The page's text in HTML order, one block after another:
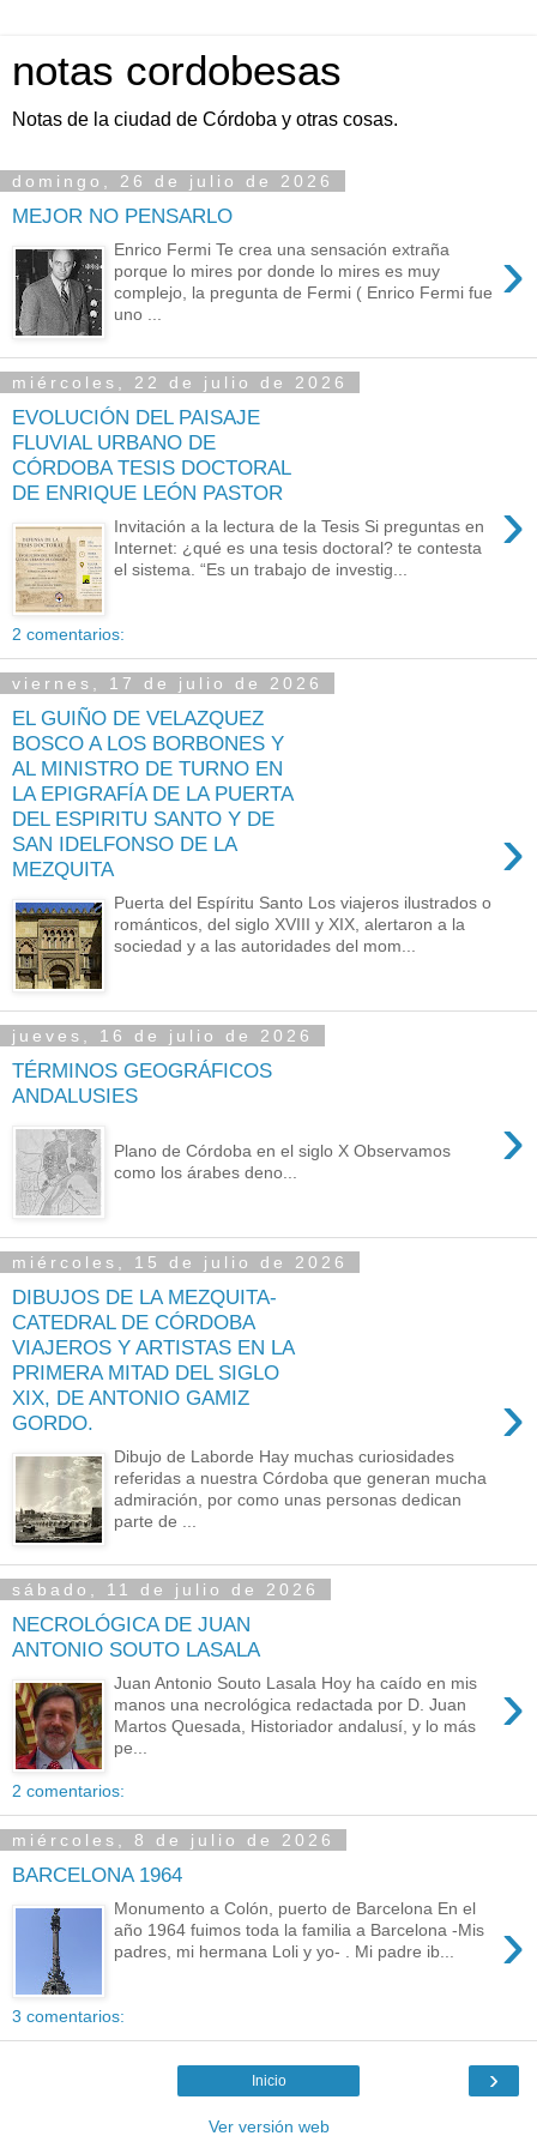
notas cordobesas
Notas de la ciudad de Córdoba y otras cosas.
domingo, 26 de julio de 2026
MEJOR NO PENSARLO
›
Enrico Fermi Te crea una sensación extraña
porque lo mires por donde lo mires es muy
complejo, la pregunta de Fermi ( Enrico Fermi fue
uno ...
miércoles, 22 de julio de 2026
EVOLUCIÓN DEL PAISAJE
FLUVIAL URBANO DE
CÓRDOBA TESIS DOCTORAL
DE ENRIQUE LEÓN PASTOR
›
Invitación a la lectura de la Tesis Si preguntas en
Internet: ¿qué es una tesis doctoral? te contesta
el sistema. “Es un trabajo de investig...
2 comentarios:
viernes, 17 de julio de 2026
EL GUIÑO DE VELAZQUEZ
BOSCO A LOS BORBONES Y
AL MINISTRO DE TURNO EN
LA EPIGRAFÍA DE LA PUERTA
DEL ESPIRITU SANTO Y DE
SAN IDELFONSO DE LA
MEZQUITA
›
Puerta del Espíritu Santo Los viajeros ilustrados o
románticos, del siglo XVIII y XIX, alertaron a la
sociedad y a las autoridades del mom...
jueves, 16 de julio de 2026
TÉRMINOS GEOGRÁFICOS
ANDALUSIES
›
Plano de Córdoba en el siglo X Observamos
como los árabes deno...
miércoles, 15 de julio de 2026
DIBUJOS DE LA MEZQUITA-
CATEDRAL DE CÓRDOBA
VIAJEROS Y ARTISTAS EN LA
PRIMERA MITAD DEL SIGLO
XIX, DE ANTONIO GAMIZ
GORDO.
›
Dibujo de Laborde Hay muchas curiosidades
referidas a nuestra Córdoba que generan mucha
admiración, por como unas personas dedican
parte de ...
sábado, 11 de julio de 2026
NECROLÓGICA DE JUAN
ANTONIO SOUTO LASALA
›
Juan Antonio Souto Lasala Hoy ha caído en mis
manos una necrológica redactada por D. Juan
Martos Quesada, Historiador andalusí, y lo más
pe...
2 comentarios:
miércoles, 8 de julio de 2026
BARCELONA 1964
›
Monumento a Colón, puerto de Barcelona En el
año 1964 fuimos toda la familia a Barcelona -Mis
padres, mi hermana Loli y yo- . Mi padre ib...
3 comentarios:
›
Inicio
Ver versión web